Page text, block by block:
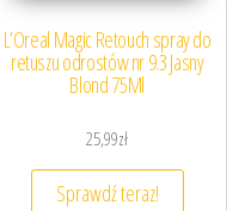
L’Oreal Magic Retouch spray do
retuszu odrostów nr 9.3 Jasny
Blond 75Ml
25,99zł
Sprawdź teraz!